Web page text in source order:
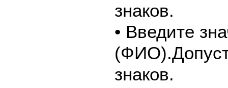
знаков.
• Введите
знаков.